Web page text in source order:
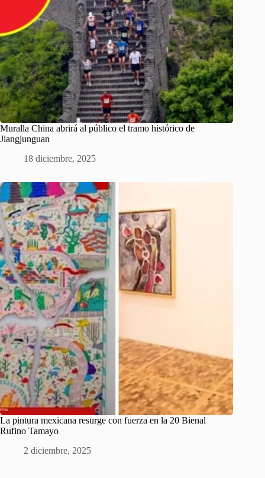
Muralla China abrirá al público el tramo histórico de
Jiangjunguan
18 diciembre, 2025
La pintura mexicana resurge con fuerza en la 20 Bienal
Rufino Tamayo
2 diciembre, 2025